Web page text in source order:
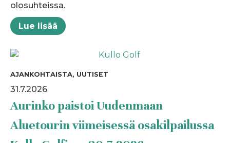
olosuhteissa.
Lue lisää
AJANKOHTAISTA, UUTISET
31.7.2026
Aurinko paistoi Uudenmaan
Aluetourin viimeisessä osakilpailussa